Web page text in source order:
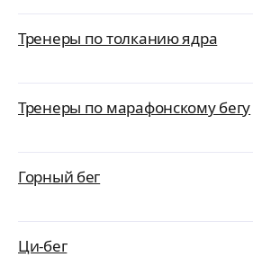
Тренеры по толканию ядра
Тренеры по марафонскому бегу
Горный бег
Ци-бег